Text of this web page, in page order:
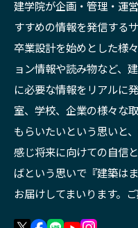
建学院が企画・管理・運
すすめの情報を発信する
卒業設計を始めとした様
ョン情報や読み物など、
に必要な情報をリアルに
室、学校、企業の様々な
もらいたいという思いと
感じ将来に向けての自信
ばという思いで『建築は
お届けしてまいります。ご